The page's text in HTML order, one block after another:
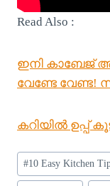
Read Also :
ഇനി കാബേജ്
വേണ്ടേ വേണ്ട!
കറിയില്‍ ഉപ്പ്
Post
Tags:
#10 Easy Kitchen